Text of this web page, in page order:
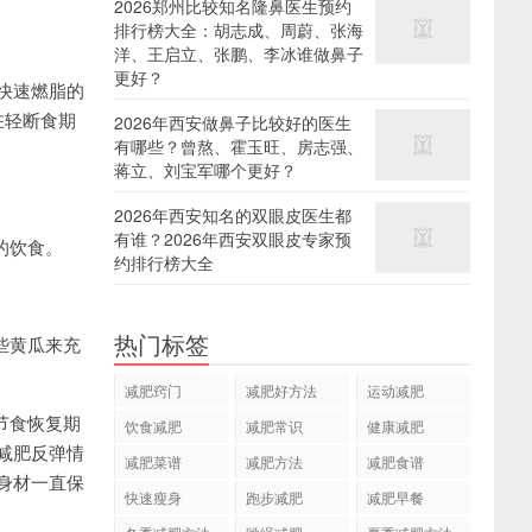
速燃脂的
断食期
食。
黄瓜来充
食恢复期
肥反弹情
材一直保
2026郑州比较知名隆鼻医生预约
排行榜大全：胡志成、周蔚、张海
洋、王启立、张鹏、李冰谁做鼻子
更好？
2026年西安做鼻子比较好的医生
有哪些？曾熬、霍玉旺、房志强、
蒋立、刘宝军哪个更好？
2026年西安知名的双眼皮医生都
有谁？2026年西安双眼皮专家预
约排行榜大全
热门标签
减肥窍门 减肥好方法
运动减肥
饮食减肥
减肥常识
健康减肥
减肥菜谱
减肥方法
减肥食谱
快速瘦身
跑步减肥
减肥早餐